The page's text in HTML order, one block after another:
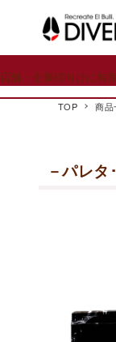
店舗・企業様向けに特
TOP 商品
－パレ